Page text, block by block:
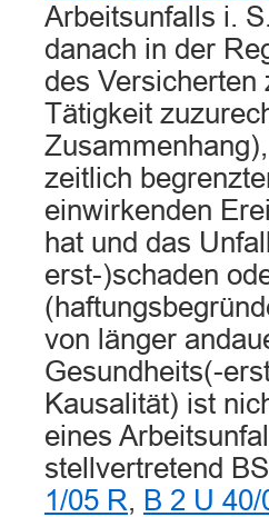
Arbeitsunfalls i.
danach in der
des
Tätigkeit
zeitlich
einwirkenden
hat und das
erst-)schaden
von länger
Gesundheits(-
Kausalität) ist
eines
stellvertretend
1/05 R, B 2 U 40/